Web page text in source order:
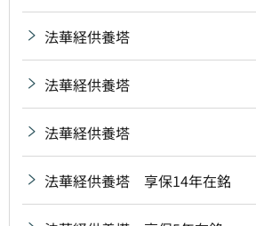
法華経供養塔
法華経供養塔
法華経供養塔
法華経供養塔 享保14年在銘